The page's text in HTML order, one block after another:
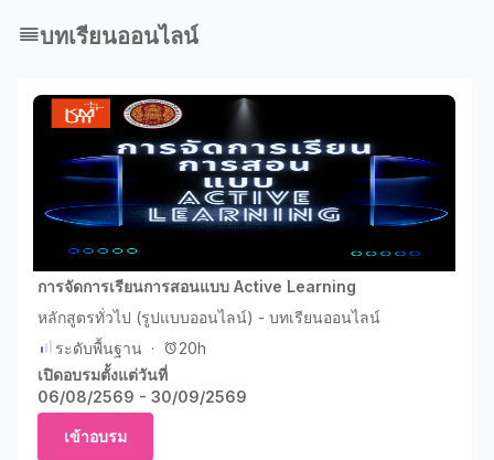
บทเรียนออนไลน์
การจัดการเรียนการสอนแบบ Active Learning
หลักสูตรทั่วไป (รูปแบบออนไลน์) - บทเรียนออนไลน์
ระดับพื้นฐาน ·
20h
เปิดอบรมตั้งแต่วันที่
06/08/2569 - 30/09/2569
เข้าอบรม